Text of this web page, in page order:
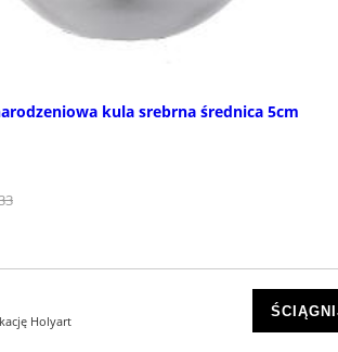
Holyart
kula srebrna średnica 5cm